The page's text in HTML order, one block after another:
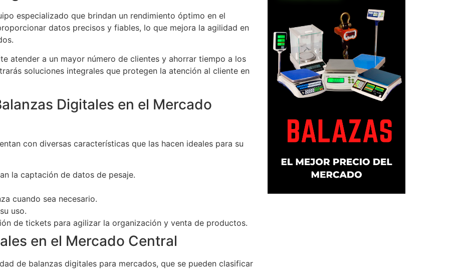
especializado que brindan un rendimiento óptimo en el
datos precisos y fiables, lo que mejora la agilidad en
atender a un mayor número de clientes y ahorrar tiempo a los
soluciones integrales que protegen la atención al cliente en
Digitales en el Mercado
con diversas características que las hacen ideales para su
la captación de datos de pesaje.
cuando sea necesario.
uso.
de tickets para agilizar la organización y venta de productos.
en el Mercado Central
de balanzas digitales para mercados, que se pueden clasificar